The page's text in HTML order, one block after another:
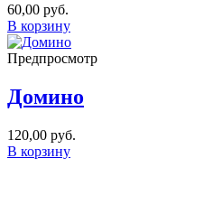
60,00 руб.
В корзину
Предпросмотр
Домино
120,00 руб.
В корзину